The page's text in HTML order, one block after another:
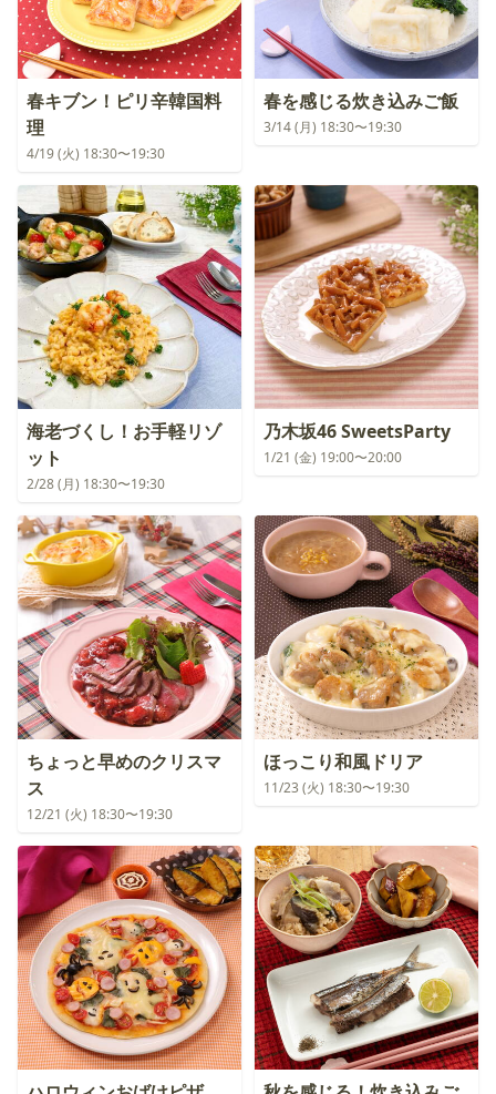
春キブン！ピリ辛韓国料
理
4/19 (火) 18:30〜19:30
春を感じる炊き込みご飯
3/14 (月) 18:30〜19:30
海老づくし！お手軽リゾ
ット
2/28 (月) 18:30〜19:30
乃木坂46 SweetsParty
1/21 (金) 19:00〜20:00
ちょっと早めのクリスマ
ス
12/21 (火) 18:30〜19:30
ほっこり和風ドリア
11/23 (火) 18:30〜19:30